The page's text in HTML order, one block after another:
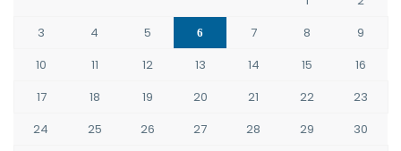
3
4 5 6 7 8
9
10
11 12 13 14 15
16
17
18 19 20 21 22
23
24
25 26 27 28 29
30